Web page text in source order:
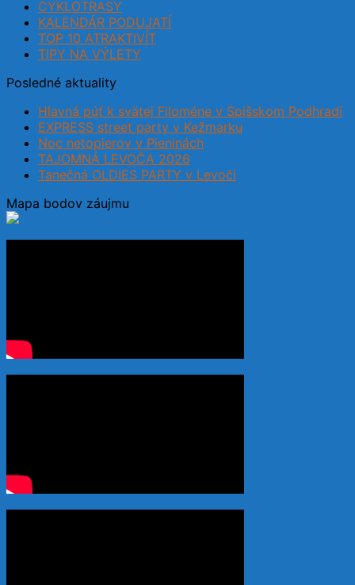
CYKLOTRASY
KALENDÁR PODUJATÍ
TOP 10 ATRAKTIVÍT
TIPY NA VÝLETY
Posledné aktuality
Hlavná púť k svätej Filoméne v Spišskom Podhradí
EXPRESS street party v Kežmarku
Noc netopierov v Pieninách
TAJOMNÁ LEVOČA 2026
Tanečná OLDIES PARTY v Levoči
Mapa bodov záujmu